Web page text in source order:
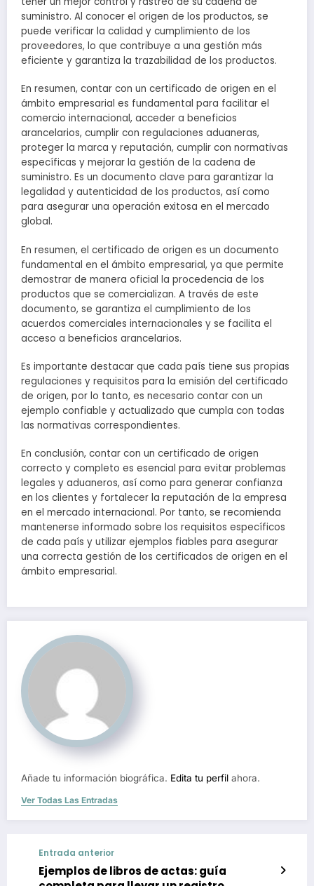
suministro. Al conocer el origen de los productos, se
puede verificar la calidad y cumplimiento de los
proveedores, lo que contribuye a una gestión más
eficiente y garantiza la trazabilidad de los productos.
En resumen, contar con un certificado de origen en el
ámbito empresarial es fundamental para facilitar el
comercio internacional, acceder a beneficios
arancelarios, cumplir con regulaciones aduaneras,
proteger la marca y reputación, cumplir con normativas
específicas y mejorar la gestión de la cadena de
suministro. Es un documento clave para garantizar la
legalidad y autenticidad de los productos, así como
para asegurar una operación exitosa en el mercado
global.
En resumen, el certificado de origen es un documento
fundamental en el ámbito empresarial, ya que permite
demostrar de manera oficial la procedencia de los
productos que se comercializan. A través de este
documento, se garantiza el cumplimiento de los
acuerdos comerciales internacionales y se facilita el
acceso a beneficios arancelarios.
Es importante destacar que cada país tiene sus propias
regulaciones y requisitos para la emisión del certificado
de origen, por lo tanto, es necesario contar con un
ejemplo confiable y actualizado que cumpla con todas
las normativas correspondientes.
En conclusión, contar con un certificado de origen
correcto y completo es esencial para evitar problemas
legales y aduaneros, así como para generar confianza
en los clientes y fortalecer la reputación de la empresa
en el mercado internacional. Por tanto, se recomienda
mantenerse informado sobre los requisitos específicos
de cada país y utilizar ejemplos fiables para asegurar
una correcta gestión de los certificados de origen en el
ámbito empresarial.
Añade tu información biográfica. Edita tu perfil ahora.
Ver Todas Las Entradas
Entrada anterior
Ejemplos de libros de actas: guía